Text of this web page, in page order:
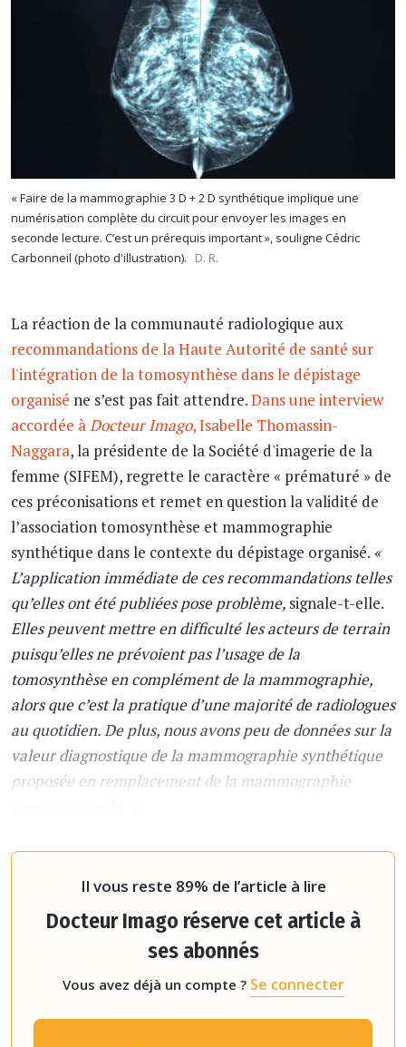
« Faire de la mammographie 3 D + 2 D synthétique implique une
numérisation complète du circuit pour envoyer les images en
seconde lecture. C’est un prérequis important », souligne Cédric
Carbonneil (photo d'illustration).
D. R.
La réaction de la communauté radiologique aux
recommandations de la Haute Autorité de santé sur
l'intégration de la tomosynthèse dans le dépistage
organisé ne s’est pas fait attendre.Dans une interview
accordée àDocteur Imago, Isabelle Thomassin-
Naggara, la présidente de la Société d'imagerie de la
femme (SIFEM), regrette le caractère « prématuré » de
ces préconisations et remet en question la validité de
l’association tomosynthèse et mammographie
synthétique dans le contexte du dépistage organisé. «
L’application immédiate de ces recommandations telles
qu’elles ont été publiées pose problème, signale-t-elle.
Elles peuvent mettre en difficulté les acteurs de terrain
puisqu’elles ne prévoient pas l’usage de la
tomosynthèse en complément de la mammographie,
alors que c’est la pratique d’une majorité de radiologues
au quotidien. De plus, nous avons peu de données sur la
valeur diagnostique de la mammographie synthétique
proposée en remplacement de la mammographie
Lettr
Il vous reste 89% de l’article à lire
Docteur Imago réserve cet article à
ses abonnés
Vous avez déjà un compte ? Se connecter